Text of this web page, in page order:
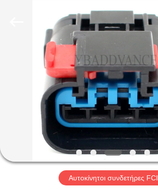
ΠΡΟΪΌΝΤΑ
ΠΕΡΊΠΟΥ
ΕΜΕΊΣ
ΓΎΡΟΣ
ΕΡΓΟΣΤΑΣΊΩΝΑυτοκίνητοι συνδετήρες FCI